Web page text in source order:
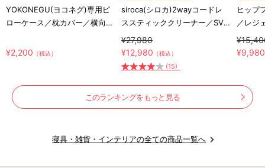
YOKONEGU(ヨコネグ)専用ピ
ローケース／枕カバー／横向き
¥2,200 （税込）
siroca(シロカ)2wayコードレ
ススティッククリーナー／SV-
S281
¥27,980
¥12,980 （税込）
(15)
ヒップ
／レジ
ッショ
¥9,980
このランキングをもっと見る
寝具・雑貨・インテリアの全ての商品一覧へ